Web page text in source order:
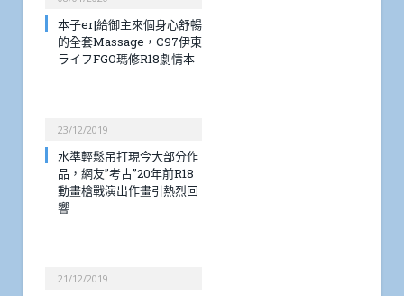
本子er|給御主來個身心舒暢
的全套Massage，C97伊東
ライフFGO瑪修R18劇情本
23/12/2019
水準輕鬆吊打現今大部分作
品，網友”考古”20年前R18
動畫槍戰演出作畫引熱烈回
響
21/12/2019